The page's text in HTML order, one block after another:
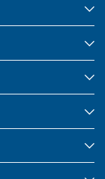
können
weitergeleitet.